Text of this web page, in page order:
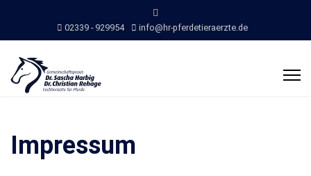
02339 - 929954 info@hr-pferdetieraerzte.de
Impressum